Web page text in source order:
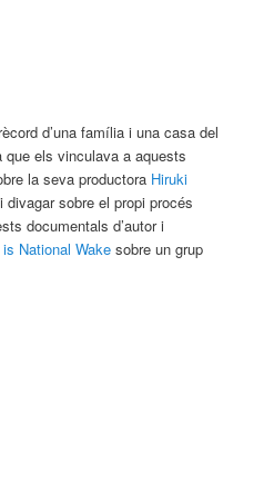
d’una família i una casa del
que els vinculava a aquests
la seva productora Hiruki
sobre el propi procés
documentals d’autor i
National Wake sobre un grup